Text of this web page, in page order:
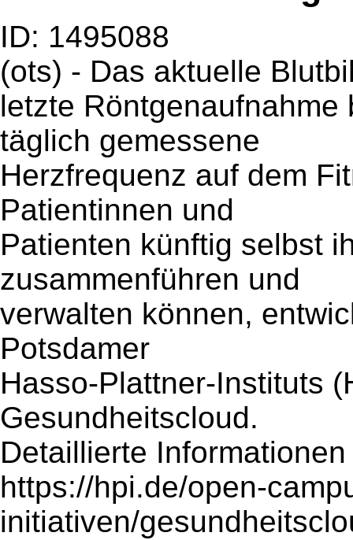
ID: 1495088
(ots) - Das aktuelle
letzte
täglich gemessene
Herzfrequenz auf dem
Patientinnen und
Patienten künftig selbst
zusammenführen und
verwalten können,
Potsdamer
Hasso-Plattner-Instituts
Gesundheitscloud.
Detaillierte
https://hpi.de/open-
initiativen/